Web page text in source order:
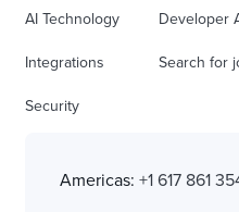
AI Technology
Integrations
Security
Developer
Search for
Americas: +1 617 861